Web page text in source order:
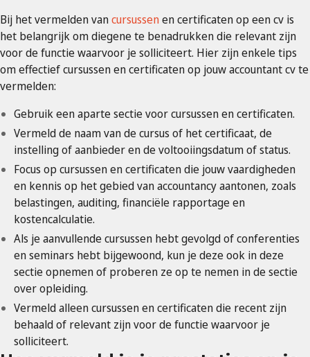
Bij het vermelden vancursussenen certificaten op een cv is
het belangrijk om diegene te benadrukken die relevant zijn
voor de functie waarvoor je solliciteert. Hier zijn enkele tips
om effectief cursussen en certificaten op jouw accountant cv te
vermelden:
Gebruik een aparte sectie voor cursussen en certificaten.
Vermeld de naam van de cursus of het certificaat, de
instelling of aanbieder en de voltooiingsdatum of status.
Focus op cursussen en certificaten die jouw vaardigheden
en kennis op het gebied van accountancy aantonen, zoals
belastingen, auditing, financiële rapportage en
kostencalculatie.
Als je aanvullende cursussen hebt gevolgd of conferenties
en seminars hebt bijgewoond, kun je deze ook in deze
sectie opnemen of proberen ze op te nemen in de sectie
over opleiding.
Vermeld alleen cursussen en certificaten die recent zijn
behaald of relevant zijn voor de functie waarvoor je
solliciteert.